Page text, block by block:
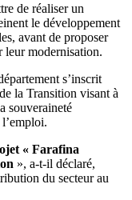
de réaliser un
le développement
avant de proposer
leur modernisation.
s’inscrit
la Transition visant à
souveraineté
« Farafina
», a-t-il déclaré,
du secteur au